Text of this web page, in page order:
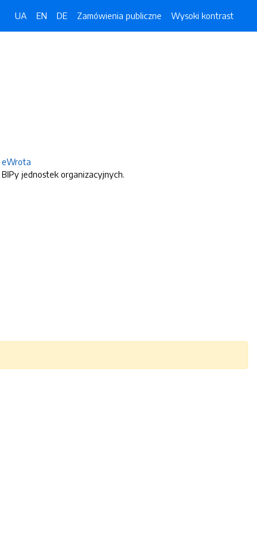
UA EN DE Zamówienia publiczne Wysoki kontrast
eWrota
BIPy jednostek organizacyjnych.